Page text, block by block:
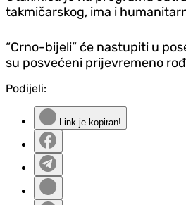
takmičarskog, ima i
“Crno-bijeli” će nastupiti u
su posvećeni prijevremeno
Podijeli:
Link je kopiran!